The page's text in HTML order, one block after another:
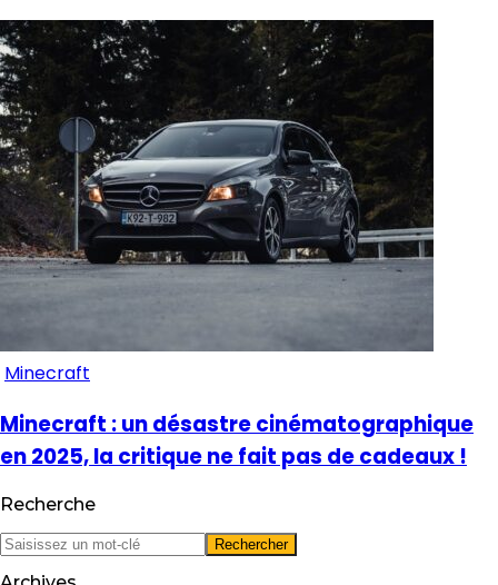
Minecraft
Minecraft : un désastre cinématographique
en 2025, la critique ne fait pas de cadeaux !
Recherche